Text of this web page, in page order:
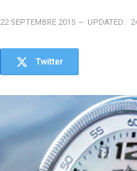
22 SEPTEMBRE 2015 UPDATED:
Twitter